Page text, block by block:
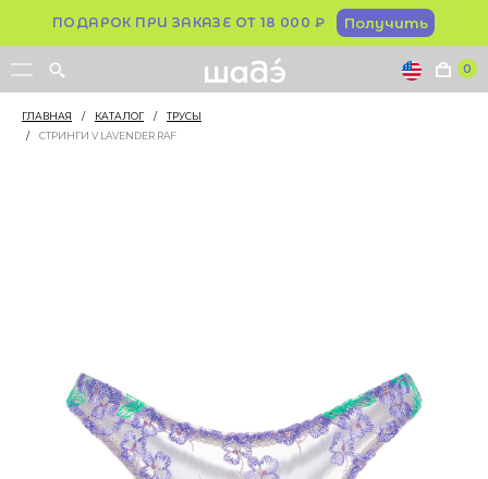
ПОДАРОК ПРИ ЗАКАЗЕ ОТ 18 000 ₽ Получить
0
ГЛАВНАЯ КАТАЛОГ
/ /
ТРУСЫ
СТРИНГИ V LAVENDER RAF
/